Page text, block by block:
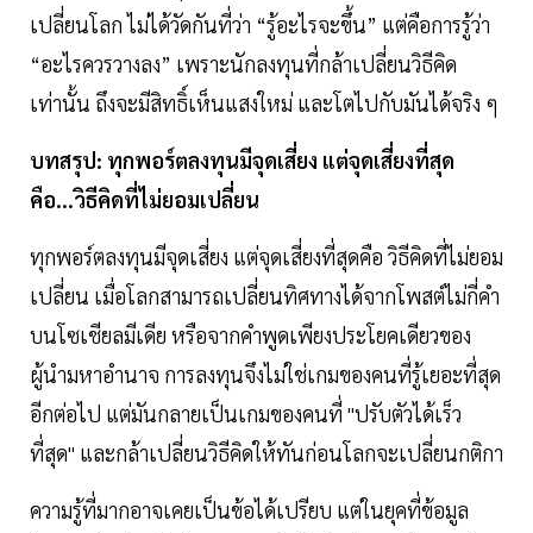
เปลี่ยนโลก ไม่ได้วัดกันที่ว่า “รู้อะไรจะขึ้น” แต่คือการรู้ว่า
“อะไรควรวางลง” เพราะนักลงทุนที่กล้าเปลี่ยนวิธีคิด
เท่านั้น ถึงจะมีสิทธิ์เห็นแสงใหม่ และโตไปกับมันได้จริง ๆ
บทสรุป: ทุกพอร์ตลงทุนมีจุดเสี่ยง แต่จุดเสี่ยงที่สุด
คือ...วิธีคิดที่ไม่ยอมเปลี่ยน
ทุกพอร์ตลงทุนมีจุดเสี่ยง แต่จุดเสี่ยงที่สุดคือ วิธีคิดที่ไม่ยอม
เปลี่ยน เมื่อโลกสามารถเปลี่ยนทิศทางได้จากโพสต์ไม่กี่คำ
บนโซเชียลมีเดีย หรือจากคำพูดเพียงประโยคเดียวของ
ผู้นำมหาอำนาจ การลงทุนจึงไม่ใช่เกมของคนที่รู้เยอะที่สุด
อีกต่อไป แต่มันกลายเป็นเกมของคนที่ "ปรับตัวได้เร็ว
ที่สุด" และกล้าเปลี่ยนวิธีคิดให้ทันก่อนโลกจะเปลี่ยนกติกา
ความรู้ที่มากอาจเคยเป็นข้อได้เปรียบ แต่ในยุคที่ข้อมูล